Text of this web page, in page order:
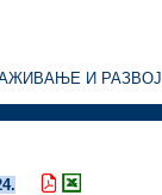
И РАЗВОЈ